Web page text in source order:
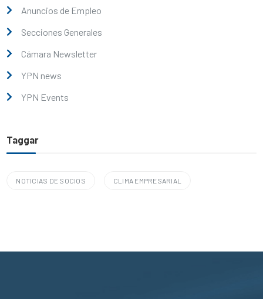
Anuncios de Empleo
Secciones Generales
Cámara Newsletter
YPN news
YPN Events
Taggar
NOTICIAS DE SOCIOS CLIMA EMPRESARIAL